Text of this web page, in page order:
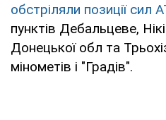
обстріляли позиції сил
пунктів Дебальцеве,
Донецької обл та
мінометів і "Градів".